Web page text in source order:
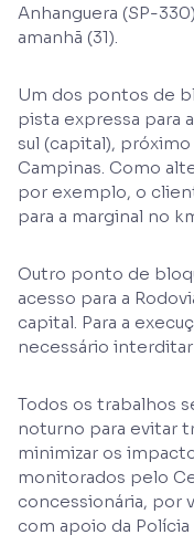
Anhanguera (SP-
amanhã (31).
Um dos pontos de
pista expressa para
sul (capital),
Campinas. Como
por exemplo, o
para a marginal no
Outro ponto de
acesso para a
capital. Para a
necessário
Todos os trabalhos
noturno para evitar
minimizar os
monitorados pelo
concessionária, por
com apoio da